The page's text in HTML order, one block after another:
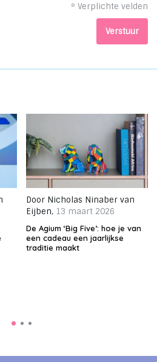
* Verplichte velden
Verstuur
Door Nicholas Ninaber van
Eijben, 13 maart 2026
De Agium ‘Big Five’: hoe je van
een cadeau een jaarlijkse
traditie maakt